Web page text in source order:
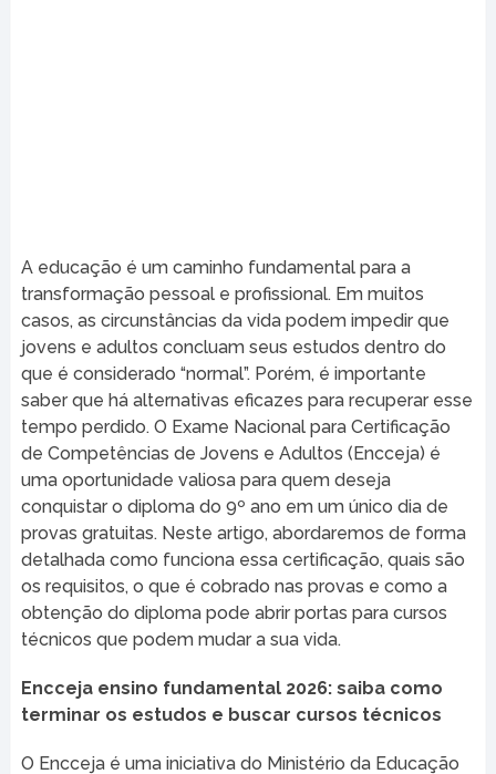
A educação é um caminho fundamental para a
transformação pessoal e profissional. Em muitos
casos, as circunstâncias da vida podem impedir que
jovens e adultos concluam seus estudos dentro do
que é considerado “normal”. Porém, é importante
saber que há alternativas eficazes para recuperar esse
tempo perdido. O Exame Nacional para Certificação
de Competências de Jovens e Adultos (Encceja) é
uma oportunidade valiosa para quem deseja
conquistar o diploma do 9º ano em um único dia de
provas gratuitas. Neste artigo, abordaremos de forma
detalhada como funciona essa certificação, quais são
os requisitos, o que é cobrado nas provas e como a
obtenção do diploma pode abrir portas para cursos
técnicos que podem mudar a sua vida.
Encceja ensino fundamental 2026: saiba como
terminar os estudos e buscar cursos técnicos
O Encceja é uma iniciativa do Ministério da Educação